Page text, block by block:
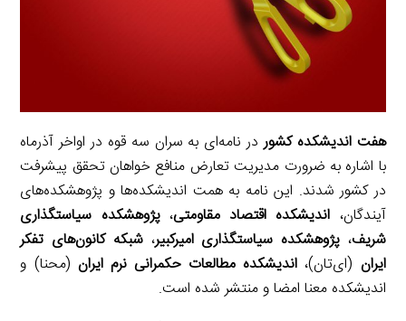
هفت اندیشکده کشوردر نامه‌ای به سران سه قوه در اواخر آذرماه
با اشاره به ضرورت مدیریت تعارض منافع خواهان تحقق پیشرفت
در کشور شدند. این نامه به همت اندیشکده‌ها و پژوهشکده‌های
آیندگان، اندیشکده اقتصاد مقاومتی،پژوهشکده سیاستگذاری
شریف،پژوهشکده سیاستگذاری امیرکبیر،شبکه کانون‌های تفکر
ایران (ای‌تان)، اندیشکده مطالعات حکمرانی نرم ایران (محنا) و
اندیشکده معنا امضا و منتشر شده است.